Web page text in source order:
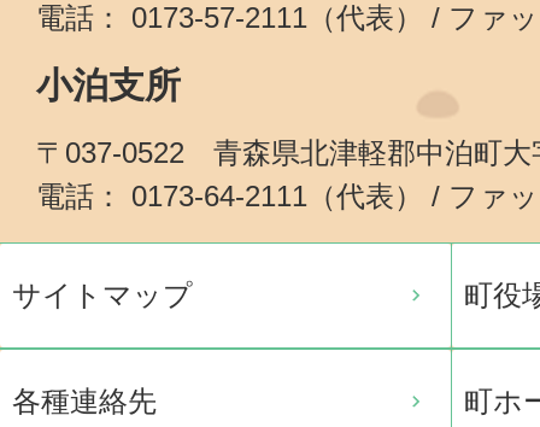
電話： 0173-57-2111（代表） / ファ
小泊支所
〒037-0522 青森県北津軽郡中泊町大
電話： 0173-64-2111（代表） / ファ
サイトマップ 町役
各種連絡先 町ホ